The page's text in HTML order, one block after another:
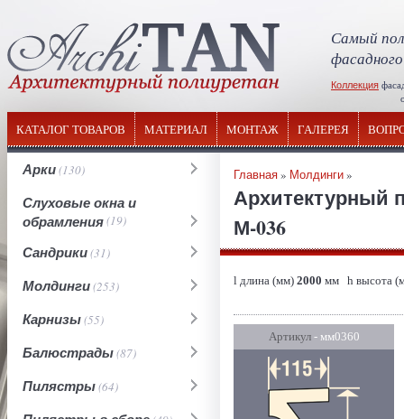
Самый
Коллекция
КАТАЛОГ ТОВАРОВ МАТЕРИАЛ МОНТАЖ ГАЛЕРЕЯ
Арки(130)
Слуховые окна и
обрамления(19)
Сандрики(31)
Молдинги(253)
Карнизы(55)
Балюстрады(87)
Пилястры(64)
Главная» Молдинги»
Архитектурный
М-036
l длина (мм) 2000 мм h высота
Артикул- мм0360